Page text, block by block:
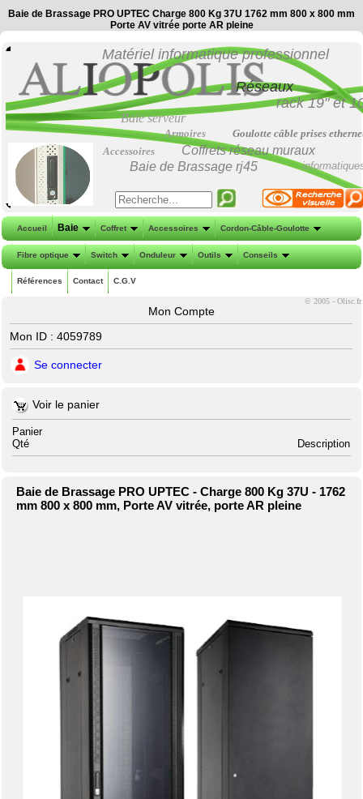
Baie de Brassage PRO UPTEC Charge 800 Kg 37U 1762 mm 800 x 800 mm
Porte AV vitrée porte AR pleine
Matériel informatique professionnel
Réseaux
rack 19"et
Baie serveur
Armoires
Goulotte câble prises
Accessoires
Coffrets réseau muraux
Baie de Brassage rj45
Accueil Baie Coffret Accessoires Cordon-Câble-Goulotte
Fibre optique Switch Onduleur Outils Conseils
Références Contact C.G.V
© 2005 - Olisc.fr
Mon Compte
Mon ID : 4059789
Se connecter
Voir le panier
Panier
Qté
Description
Baie de Brassage PRO UPTEC - Charge 800 Kg 37U - 1762
mm 800 x 800 mm, Porte AV vitrée, porte AR pleine